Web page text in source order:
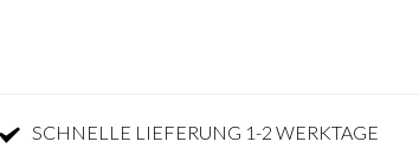
SCHNELLE LIEFERUNG 1-2 WERKTAGE